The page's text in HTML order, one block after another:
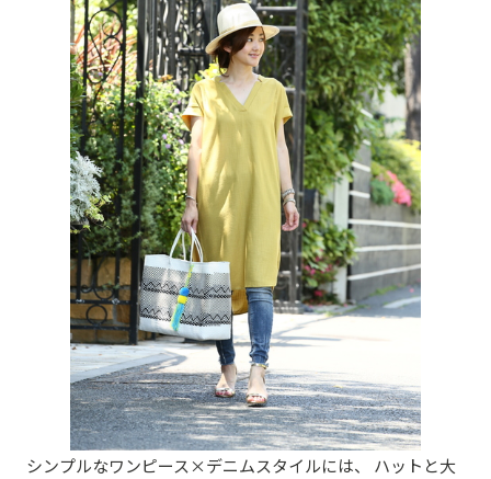
シンプルなワンピース×デニムスタイルには、 ハットと大